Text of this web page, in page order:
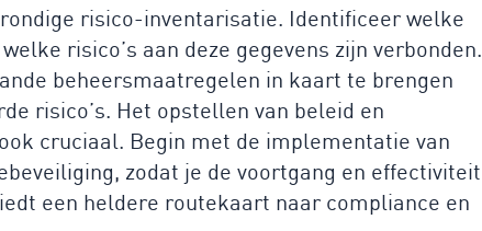
risico-inventarisatie. Identificeer welke
risico’s aan deze gegevens zijn verbonden.
beheersmaatregelen in kaart te brengen
risico’s. Het opstellen van beleid en
cruciaal. Begin met de implementatie van
zodat je de voortgang en effectiviteit
een heldere routekaart naar compliance en